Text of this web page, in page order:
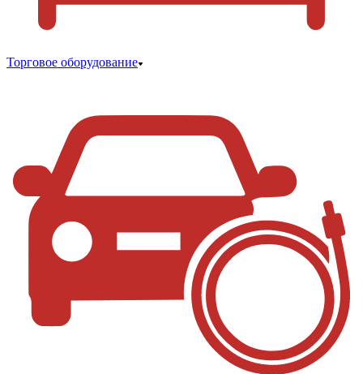
Торговое оборудование